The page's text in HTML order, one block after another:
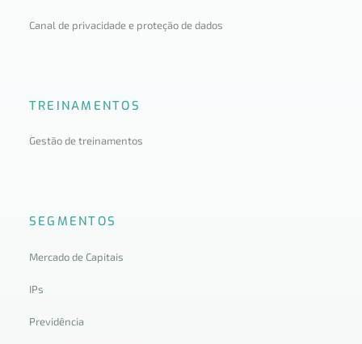
Canal de privacidade e proteção de dados
TREINAMENTOS
Gestão de treinamentos
SEGMENTOS
Mercado de Capitais
IPs
Previdência